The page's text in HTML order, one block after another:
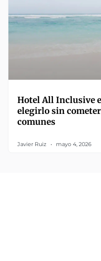
Hotel All Inclusive
elegirlo sin
comunes
Javier Ruiz mayo 4, 2026